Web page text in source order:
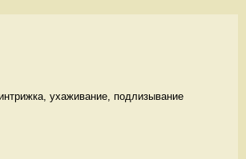
ухаживание, подлизывание